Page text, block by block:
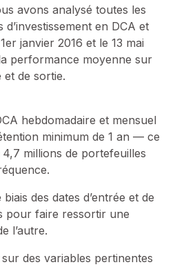
avons analysé toutes les
en DCA et
janvier 2016 et le 13 mai
performance moyenne sur
et de sortie.
hebdomadaire et mensuel
minimum de 1 an — ce
millions de portefeuilles
des dates d’entrée et de
pour faire ressortir une
l’autre.
des variables pertinentes